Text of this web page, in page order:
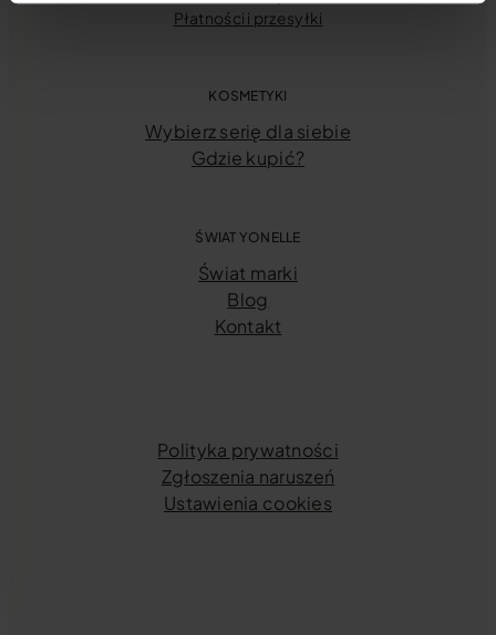
Płatności i przesyłki
KOSMETYKI
Wybierz serię dla siebie
Gdzie kupić?
ŚWIAT YONELLE
Świat marki
Blog
Kontakt
Polityka prywatności
Zgłoszenia naruszeń
Ustawienia cookies